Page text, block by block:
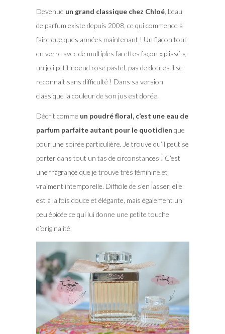
Devenue un grand classique chez Chloé, L’eau
de parfum existe depuis 2008, ce qui commence à
faire quelques années maintenant ! Un flacon tout
en verre avec de multiples facettes façon « plissé »,
un joli petit noeud rose pastel, pas de doutes il se
reconnait sans difficulté ! Dans sa version
classique la couleur de son jus est dorée.
Décrit comme un poudré floral, c’est une eau de
parfum parfaite autant pour le quotidien que
pour une soirée particulière. Je trouve qu’il peut se
porter dans tout un tas de circonstances ! C’est
une fragrance que je trouve très féminine et
vraiment intemporelle. Difficile de s’en lasser, elle
est à la fois douce et élégante, mais également un
peu épicée ce qui lui donne une petite touche
d’originalité.